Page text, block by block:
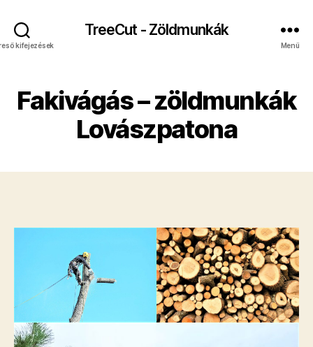
kifejezések
TreeCut - Zöldmunkák
Menü
Fakivágás – zöldmunkák
Lovászpatona